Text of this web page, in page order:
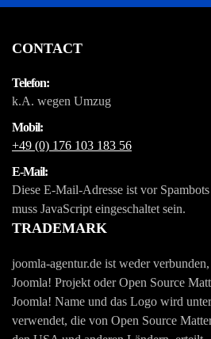
CONTACT
Telefon:
k.A. wegen Umzug
Mobil:
+49 (0) 176 103 183 56
E-Mail:
Diese E-Mail-Adresse ist vor
muss JavaScript eingeschaltet sein.
TRADEMARK
joomla-agentur.de ist weder
Joomla! Projekt oder Open Source
Joomla! Name und das Logo wird
verwendet, die von Open Source